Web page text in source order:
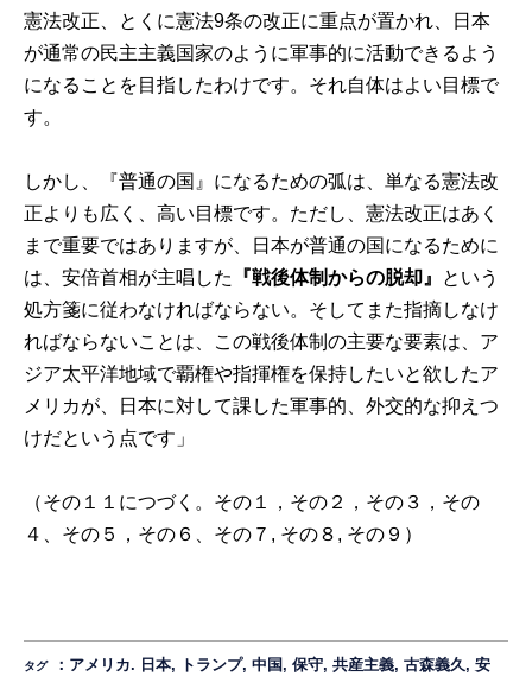
憲法改正、とくに憲法9条の改正に重点が置かれ、日本
が通常の民主主義国家のように軍事的に活動できるよう
になることを目指したわけです。それ自体はよい目標で
す。
しかし、『普通の国』になるための弧は、単なる憲法改
正よりも広く、高い目標です。ただし、憲法改正はあく
まで重要ではありますが、日本が普通の国になるために
は、安倍首相が主唱した
『戦後体制からの脱却』
という
処方箋に従わなければならない。そしてまた指摘しなけ
ればならないことは、この戦後体制の主要な要素は、ア
ジア太平洋地域で覇権や指揮権を保持したいと欲したア
メリカが、日本に対して課した軍事的、外交的な抑えつ
けだという点です」
（その１１につづく。 その１ ， その２ ， その３ ， その
４
その５ ， その６ その７ , その８ , その９）
タグ ： アメリカ. 日本, トランプ,中国,保守,共産主義,古森義久 ,安